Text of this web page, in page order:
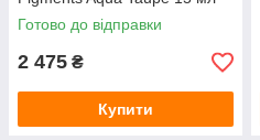
Готово до відправки
2 475 ₴
Купити